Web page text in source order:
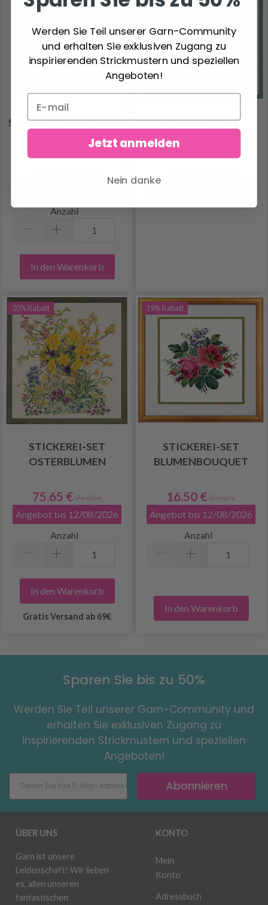
STICK-SET KISSEN LILIE
Anzahl
In den Warenkorb
STICKEREI-SET
BLUMENSTRAUSS MIT V
20% Rabatt
STICKEREI-SET
OSTERBLUMEN
75.65 € 94.60 €
Angebot bis 12/08/2026
Anzahl
In den Warenkorb
Gratis Versand ab 69€
19% Rabatt
STICKEREI-SET
BLUMENBOUQUET
16.50 € 20.60 €
Angebot bis 12/08/2026
Anzahl
In den Warenkorb
Sparen Sie bis zu 50%
Werden Sie Teil unserer Garn-Community und
erhalten Sie exklusiven Zugang zu
inspirierenden Strickmustern und speziellen
Angeboten!
Abonnieren
ÜBER UNS
Garn ist unsere
Leidenschaft! Wir lieben
es, allen unseren
fantastischen
KONTO
Mein
Konto
Adressbuch
Werden Sie Teil unserer Garn-Community
und erhalten Sie exklusiven Zugang zu
inspirierenden Strickmustern und speziellen
Angeboten!
Jetzt anmelden
Nein danke